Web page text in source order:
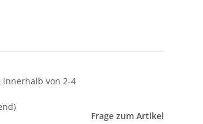
innerhalb von 2-4
Frage zum Artikel